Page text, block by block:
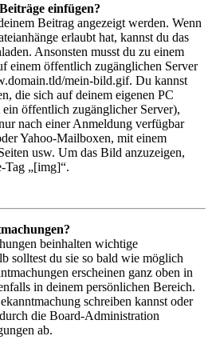
einfügen?
Beitrag angezeigt werden. Wenn
erlaubt hat, kannst du das
Ansonsten musst du zu einem
einem öffentlich zugänglichen Server
mein-bild.gif. Du kannst
die sich auf deinem eigenen PC
ein öffentlich zugänglicher Server),
nach einer Anmeldung verfügbar
Yahoo-Mailboxen, mit einem
usw. Um das Bild anzuzeigen,
Tag „[img]“.
beinhalten wichtige
solltest du sie so bald wie möglich
erscheinen ganz oben in
in deinem persönlichen Bereich.
schreiben kannst oder
die Board-Administration
ab.